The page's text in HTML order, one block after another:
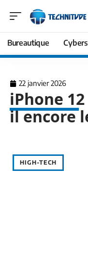
Bureautique
22 janvier 2026
iPhone
il encore
HIGH-TECH